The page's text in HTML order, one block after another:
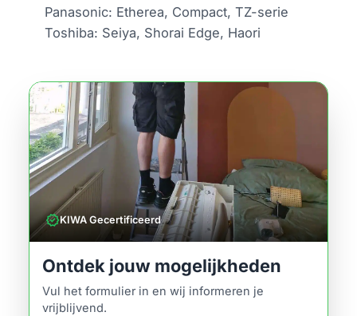
Panasonic: Etherea, Compact, TZ-serie
Toshiba: Seiya, Shorai Edge, Haori
verifiedKIWA Gecertificeerd
Ontdek jouw mogelijkheden
Vul het formulier in en wij informeren je
vrijblijvend.